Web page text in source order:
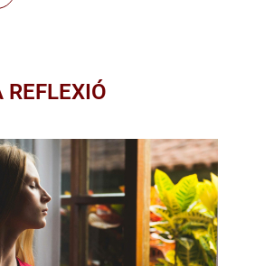
REFLEXIÓ